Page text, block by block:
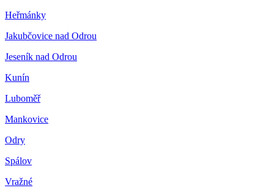
Heřmánky
Jakubčovice nad Odrou
Jeseník nad Odrou
Kunín
Luboměř
Mankovice
Odry
Spálov
Vražné